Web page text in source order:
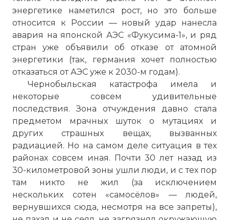
энергетике наметился рост, но это больше
относится к России — новый удар нанесла
авария на японской АЭС «Фукусима-1», и ряд
стран уже объявили об отказе от атомной
энергетики (так, германия хочет полностью
отказаться от АЭС уже к 2030-м годам).
Чернобыльская катастрофа имела и
некоторые совсем удивительные
последствия. Зона отчуждения давно стала
предметом мрачных шуток о мутациях и
других страшных вещах, вызванных
радиацией. Но на самом деле ситуация в тех
районах совсем иная. Почти 30 лет назад из
30-километровой зоны ушли люди, и с тех пор
там никто не жил (за исключением
нескольких сотен «самосёлов» — людей,
вернувшихся сюда, несмотря на все запреты),